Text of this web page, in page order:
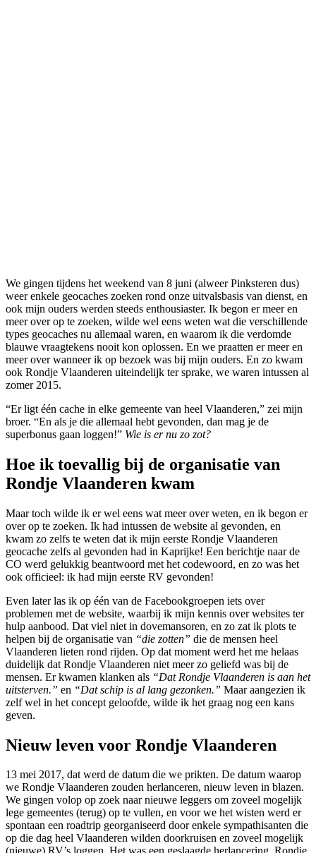
We gingen tijdens het weekend van 8 juni (alweer Pinksteren dus)
weer enkele geocaches zoeken rond onze uitvalsbasis van dienst, en
ook mijn ouders werden steeds enthousiaster. Ik begon er meer en
meer over op te zoeken, wilde wel eens weten wat die verschillende
types geocaches nu allemaal waren, en waarom ik die verdomde
blauwe vraagtekens nooit kon oplossen. En we praatten er meer en
meer over wanneer ik op bezoek was bij mijn ouders. En zo kwam
ook Rondje Vlaanderen uiteindelijk ter sprake, we waren intussen al
zomer 2015.
“Er ligt één cache in elke gemeente van heel Vlaanderen,” zei mijn
broer. “En als je die allemaal hebt gevonden, dan mag je de
superbonus gaan loggen!” Wie is er nu zo zot?
Hoe ik toevallig bij de organisatie van
Rondje Vlaanderen kwam
Maar toch wilde ik er wel eens wat meer over weten, en ik begon er
over op te zoeken. Ik had intussen de website al gevonden, en
kwam zo zelfs te weten dat ik mijn eerste Rondje Vlaanderen
geocache zelfs al gevonden had in Kaprijke! Een berichtje naar de
CO werd gelukkig beantwoord met het codewoord, en zo was het
ook officieel: ik had mijn eerste RV gevonden!
Even later las ik op één van de Facebookgroepen iets over
problemen met de website, waarbij ik mijn kennis over websites ter
hulp aanbood. Dat viel niet in dovemansoren, en zo zat ik plots te
helpen bij de organisatie van “die zotten” die de mensen heel
Vlaanderen lieten rond rijden. Op dat moment werd het me helaas
duidelijk dat Rondje Vlaanderen niet meer zo geliefd was bij de
mensen. Er kwamen klanken als “Dat Rondje Vlaanderen is aan het
uitsterven.” en “Dat schip is al lang gezonken.” Maar aangezien ik
zelf wel in het concept geloofde, wilde ik het graag nog een kans
geven.
Nieuw leven voor Rondje Vlaanderen
13 mei 2017, dat werd de datum die we prikten. De datum waarop
we Rondje Vlaanderen zouden herlanceren, nieuw leven in blazen.
We gingen volop op zoek naar nieuwe leggers om zoveel mogelijk
lege gemeentes (terug) op te vullen, en voor we het wisten werd er
spontaan een roadtrip georganiseerd door enkele sympathisanten die
op die dag heel Vlaanderen wilden doorkruisen en zoveel mogelijk